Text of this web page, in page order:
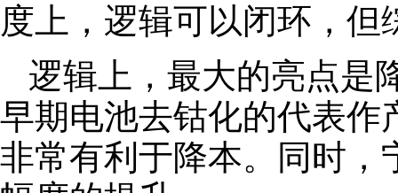
度上，逻辑可以闭环，
逻辑上，最大的亮点是
早期电池去钴化的代表作
非常有利于降本。同时，